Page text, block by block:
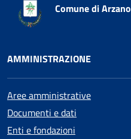
Comune di Arzano
AMMINISTRAZIONE
Aree amministrative
Documenti e dati
Enti e fondazioni